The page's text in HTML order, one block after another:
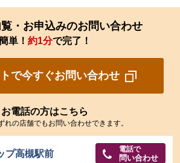
・お申込みのお問い合わせ
単！ 約1分で完了！
で今すぐお問い合わせ
お電話の方はこちら
の店舗でもお問い合わせできます。
プ高槻駅前 電話で
問い合わせ